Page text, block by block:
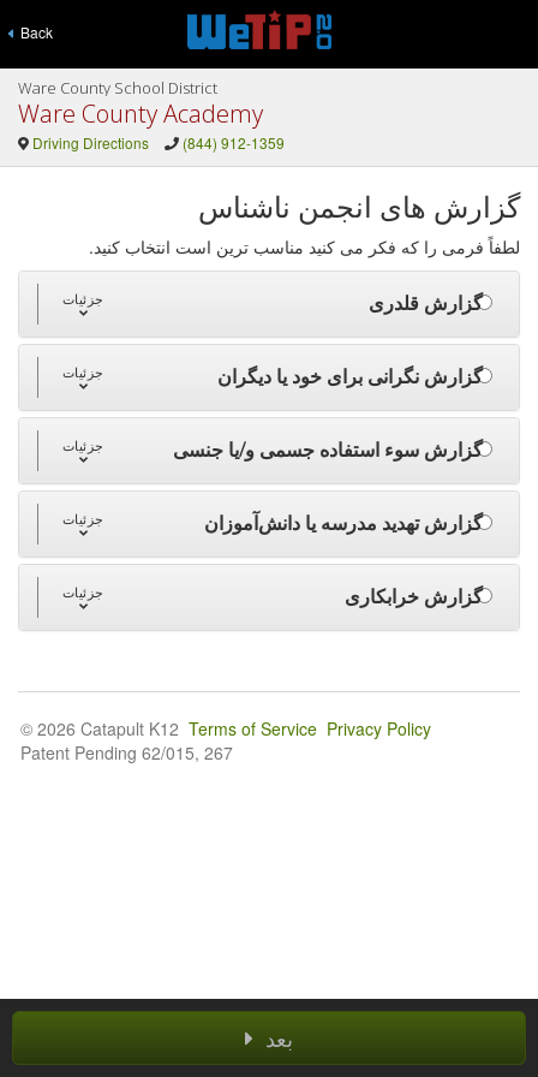
Back
Ware County School District
Ware County Academy
Driving Directions (844) 912-1359
گزارش های انجمن ناشناس
لطفاً فرمی را که فکر می کنید مناسب ترین است انتخاب کنید.
گزارش قلدری جزئیات
گزارش نگرانی برای خود یا دیگران جزئیات
گزارش سوء استفاده جسمی و/یا جنسی جزئیات
گزارش تهدید مدرسه یا دانش‌آموزان جزئیات
گزارش خرابکاری جزئیات
بعد
© 2026 Catapult K12 Terms of Service Privacy Policy
Patent Pending 62/015, 267